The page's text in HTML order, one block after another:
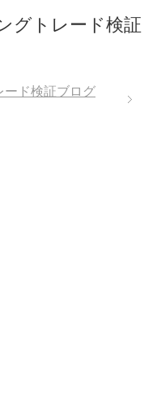
グトレード検証
ード検証ブログ